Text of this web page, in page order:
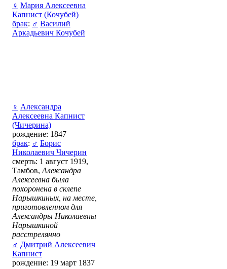
♀ Мария Алексеевна
Капнист (Кочубей)
брак: ♂ Василий
Аркадьевич Кочубей
♀ Александра
Алексеевна Капнист
(Чичерина)
рождение: 1847
брак: ♂ Борис
Николаевич Чичерин
смерть: 1 август 1919,
Тамбов, Александра
Алексеевна была
похоронена в склепе
Нарышкиных, на месте,
приготовленном для
Александры Николаевны
Нарышкиной
расстрелянно
♂ Дмитрий Алексеевич
Капнист
рождение: 19 март 1837